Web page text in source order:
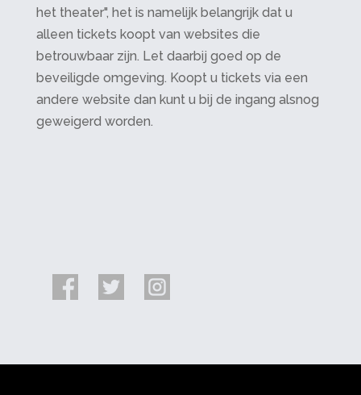
het theater", het is namelijk belangrijk dat u
alleen tickets koopt van websites die
betrouwbaar zijn. Let daarbij goed op de
beveiligde omgeving. Koopt u tickets via een
andere website dan kunt u bij de ingang alsnog
geweigerd worden.